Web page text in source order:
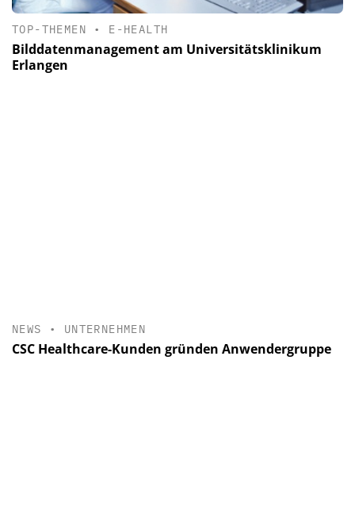
TOP-THEMEN • E-HEALTH
Bilddatenmanagement am Universitätsklinikum
Erlangen
NEWS • UNTERNEHMEN
CSC Healthcare-Kunden gründen Anwendergruppe